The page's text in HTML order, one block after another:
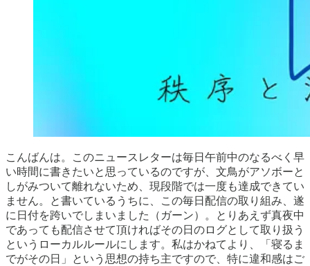
こんばんは。このニュースレターは毎日午前中のなるべく早
い時間に書きたいと思っているのですが、文鳥がアソボーと
しがみついて離れないため、現段階では一度も達成できてい
ません。と書いているうちに、この毎日配信の取り組み、遂
に日付を跨いでしまいました（ガーン）。とりあえず真夜中
であっても配信させて頂ければその日のログとして取り扱う
というローカルルールにします。私はかねてより、「寝るま
でがその日」という思想の持ち主ですので、特に違和感はご